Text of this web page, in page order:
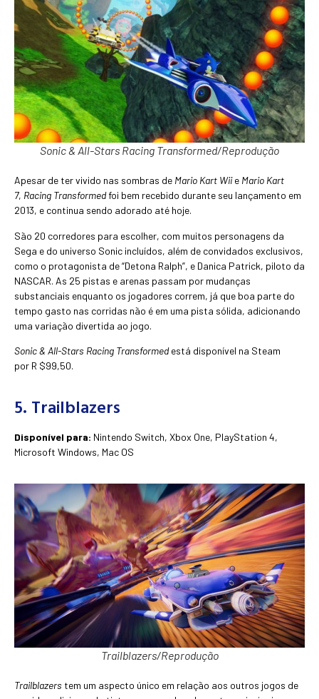
Sonic & All-Stars Racing Transformed/Reprodução
Apesar de ter vivido nas sombras de Mario Kart Wiie Mario Kart
7, Racing Transformedfoi bem recebido durante seu lançamento em
2013, e continua sendo adorado até hoje.
São 20 corredores para escolher, com muitos personagens da
Sega e do universo Sonic incluídos, além de convidados exclusivos,
como o protagonista de “Detona Ralph”, e Danica Patrick, piloto da
NASCAR. As 25 pistas e arenas passam por mudanças
substanciais enquanto os jogadores correm, já que boa parte do
tempo gasto nas corridas não é em uma pista sólida, adicionando
uma variação divertida ao jogo.
Sonic & All-Stars Racing Transformedestá disponível na Steam
por R $99,50.
5. Trailblazers
Disponível para: Nintendo Switch, Xbox One, PlayStation 4,
Microsoft Windows, Mac OS
Trailblazers/Reprodução
Trailblazers tem um aspecto único em relação aos outros jogos de